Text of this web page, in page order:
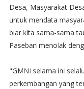
Desa, Masyarakat
untuk mendata
biar kita sama-sama
Paseban menolak
"GMNI selama ini
perkembangan yang